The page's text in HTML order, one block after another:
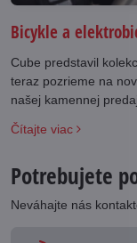
Bicykle a
Cube predstavil
teraz pozrieme na
našej kamennej
Čítajte viac
Potrebujete
Neváhajte nás